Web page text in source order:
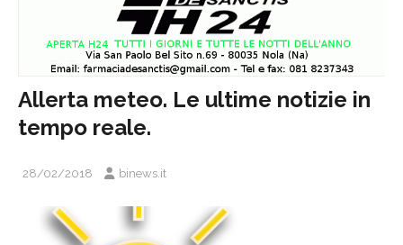
Allerta meteo. Le ultime notizie in
tempo reale.
28/02/2018 binews.it